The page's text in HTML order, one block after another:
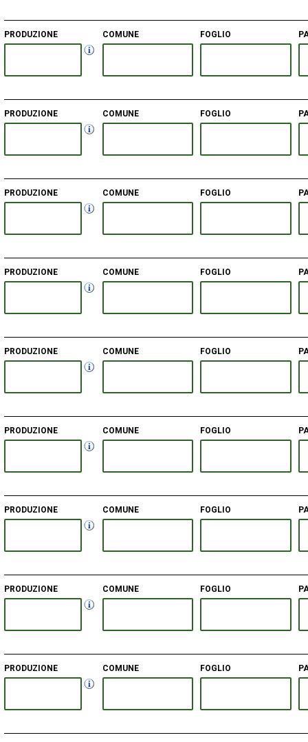
PRODUZIONE COMUNE FOGLIO
PRODUZIONE COMUNE FOGLIO
PRODUZIONE COMUNE FOGLIO
PRODUZIONE COMUNE FOGLIO
PRODUZIONE COMUNE FOGLIO
PRODUZIONE COMUNE FOGLIO
PRODUZIONE COMUNE FOGLIO
PRODUZIONE COMUNE FOGLIO
PRODUZIONE COMUNE FOGLIO